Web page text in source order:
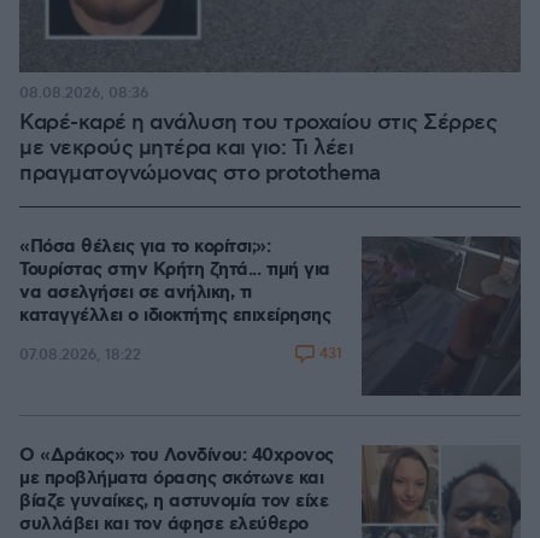
Καρέ-καρέ η ανάλυση του τροχαίου στις Σέρρες
με νεκρούς μητέρα και γιο: Τι λέει
πραγματογνώμονας στο protothema
08.08.2026, 08:36
«Πόσα θέλεις για το κορίτσι;»:
Τουρίστας στην Κρήτη ζητά... τιμή για
να ασελγήσει σε ανήλικη, τι
καταγγέλλει ο ιδιοκτήτης επιχείρησης
07.08.2026, 18:22 431
Ο «Δράκος» του Λονδίνου: 40χρονος
με προβλήματα όρασης σκότωνε και
βίαζε γυναίκες, η αστυνομία τον είχε
συλλάβει και τον άφησε ελεύθερο